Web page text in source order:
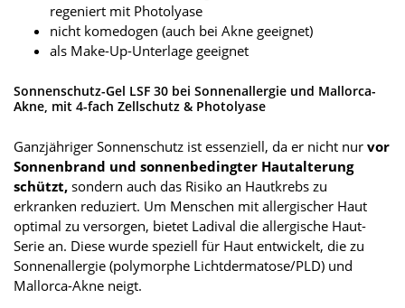
regeniert mit Photolyase
nicht komedogen (auch bei Akne geeignet)
als Make-Up-Unterlage geeignet
Sonnenschutz-Gel LSF 30 bei Sonnenallergie und Mallorca-
Akne, mit 4-fach Zellschutz & Photolyase
Ganzjähriger Sonnenschutz ist essenziell, da er nicht nur vor
Sonnenbrand und sonnenbedingter Hautalterung
schützt, sondern auch das Risiko an Hautkrebs zu
erkranken reduziert. Um Menschen mit allergischer Haut
optimal zu versorgen, bietet Ladival die allergische Haut-
Serie an. Diese wurde speziell für Haut entwickelt, die zu
Sonnenallergie (polymorphe Lichtdermatose/PLD) und
Mallorca-Akne neigt.